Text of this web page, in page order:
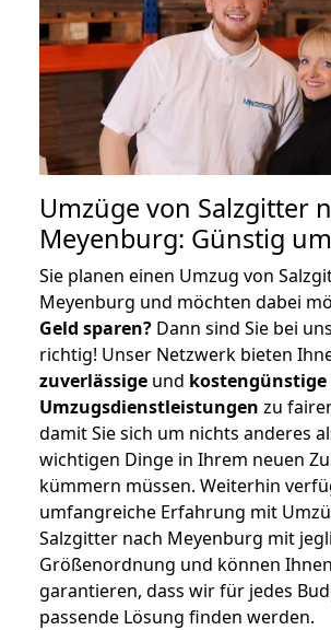
Umzüge von Salzgitter
Meyenburg: Günstig
Sie planen einen Umzug von
Meyenburg und möchten dabei
Geld sparen? Dann sind Sie bei
richtig! Unser Netzwerk bieten
zuverlässige und kostengünstige
Umzugsdienstleistungen zu
damit Sie sich um nichts anderes
wichtigen Dinge in Ihrem neuen
kümmern müssen. Weiterhin
umfangreiche Erfahrung mit
Salzgitter nach Meyenburg mit
Größenordnung und können
garantieren, dass wir für jedes
passende Lösung finden werden.